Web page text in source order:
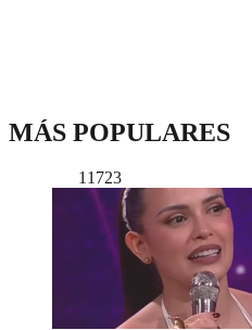
MÁS POPULARES
11723